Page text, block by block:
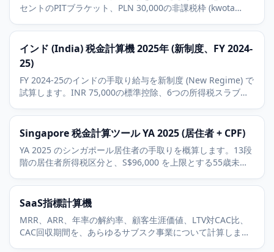
セントのPITブラケット、PLN 30,000の非課税枠 (kwota
康) を使います。
インド (India) 税金計算機 2025年 (新制度、FY 2024-
25)
FY 2024-25のインドの手取り給与を新制度 (New Regime) で
試算します。INR 75,000の標準控除、6つの所得税スラブ、4
Singapore 税金計算ツール YA 2025 (居住者 + CPF)
YA 2025 のシンガポール居住者の手取りを概算します。13段
階の居住者所得税区分と、S$96,000 を上限とする55歳未満
SaaS指標計算機
MRR、ARR、年率の解約率、顧客生涯価値、LTV対CAC比、
CAC回収期間を、あらゆるサブスク事業について計算しま